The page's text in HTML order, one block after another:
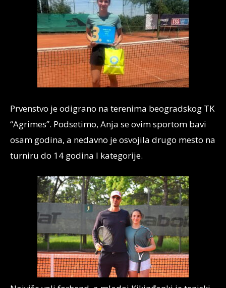
Prvenstvo je odigrano na terenima beogradskog TK
“Agrimes”. Podsetimo, Anja se ovim sportom bavi
osam godina, a nedavno je osvojila drugo mesto na
turniru do 14 godina I kategorije.